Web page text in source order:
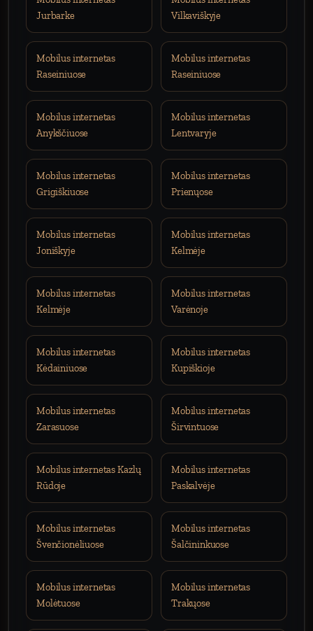
Jurbarke
Vilkaviškyje
Mobilus internetas
Raseiniuose
Mobilus internetas
Raseiniuose
Mobilus internetas
Anykščiuose
Mobilus internetas
Lentvaryje
Mobilus internetas
Grigiškiuose
Mobilus internetas
Prienųose
Mobilus internetas
Joniškyje
Mobilus internetas
Kelmėje
Mobilus internetas
Kelmėje
Mobilus internetas
Varėnoje
Mobilus internetas
Kėdainiuose
Mobilus internetas
Kupiškioje
Mobilus internetas
Zarasuose
Mobilus internetas
Širvintuose
Mobilus internetas Kazlų
Rūdoje
Mobilus internetas
Paskalvėje
Mobilus internetas
Švenčionėliuose
Mobilus internetas
Šalčininkuose
Mobilus internetas
Molėtuose
Mobilus internetas
Trakųose